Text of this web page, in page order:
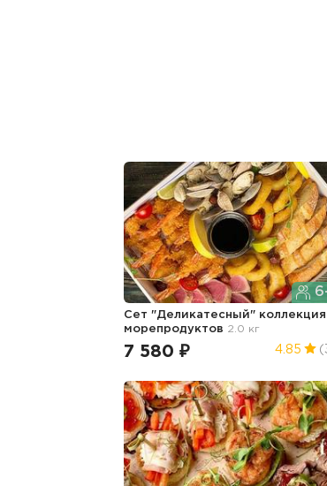
Сет "Деликатесный" коллекция
морепродуктов 2.0 кг
7 580 ₽ 4.85